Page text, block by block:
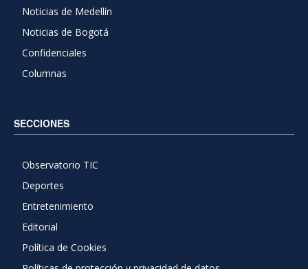
Noticias de Medellín
Noticias de Bogotá
Confidenciales
Columnas
SECCIONES
Observatorio TIC
Deportes
Entretenimiento
Editorial
Política de Cookies